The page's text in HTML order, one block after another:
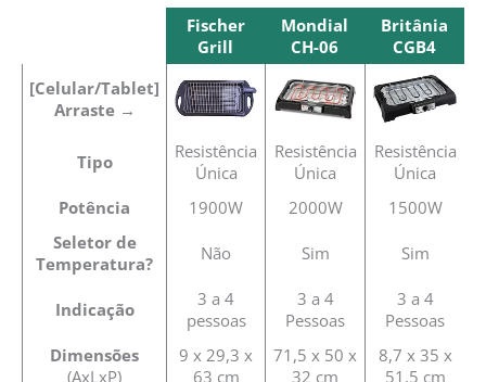
Fischer
Grill
Mondial
CH-06
Britânia
CGB4
Grill
Mondial
CH-06
Britânia
CGB4
[Celular/Tablet]
Arraste →
Tipo
Resistência
Única
Resistência
Única
Resistência
Única
Potência
1900W 2000W
1500W
Seletor de
Temperatura?
Não Sim Sim
Indicação
3 a 4
pessoas
3 a 4
Pessoas
3 a 4
Pessoas
Dimensões
(AxLxP)
9 x 29,3 x
63 cm
71,5 x 50 x
32 cm
8,7 x 35 x
51,5 cm